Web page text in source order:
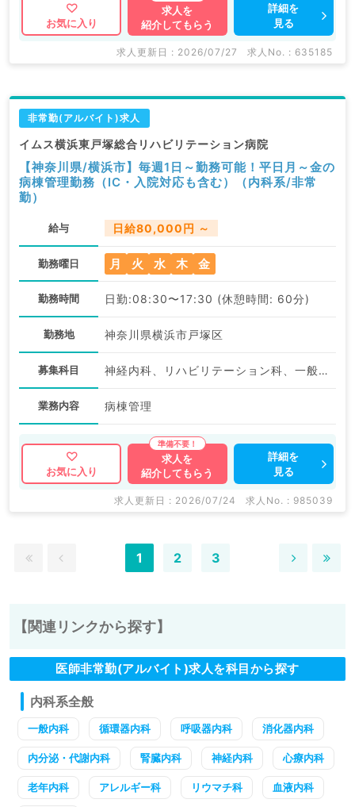
お気に入り
求人を
紹介してもらう
詳細を
見る
求人更新日 : 2026/07/27 求人No. : 635185
非常勤(アルバイト)求人
イムス横浜東戸塚総合リハビリテーション病院
【神奈川県/横浜市】毎週1日～勤務可能！平日月～金の
病棟管理勤務（IC・入院対応も含む）（内科系/非常
勤）
給与 日給80,000円 ～
勤務曜日 月 火 水 木 金
勤務時間 日勤:08:30〜17:30 (休憩時間: 60分)
勤務地 神奈川県横浜市戸塚区
募集科目 神経内科、リハビリテーション科、一般内科
業務内容 病棟管理
お気に入り
求人を
紹介してもらう
詳細を
見る
求人更新日 : 2026/07/24 求人No. : 985039
1 2 3
【関連リンクから探す】
医師非常勤(アルバイト)求人を科目から探す
内科系全般
一般内科 循環器内科 呼吸器内科 消化器内科
内分泌・代謝内科 腎臓内科 神経内科 心療内科
老年内科 アレルギー科 リウマチ科 血液内科